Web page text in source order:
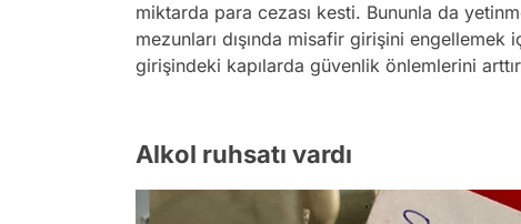
miktarda para cezası kesti. Bununla da
mezunları dışında misafir girişini
girişindeki kapılarda güvenlik önlemlerini
Alkol ruhsatı vardı